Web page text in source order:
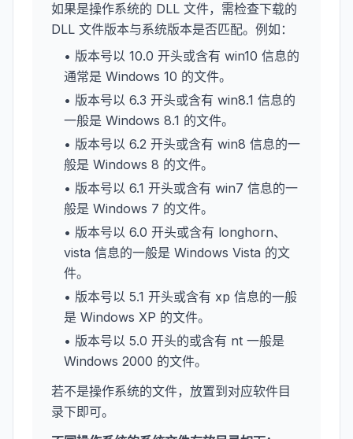
如果是操作系统的 DLL 文件，需检查下载的
DLL 文件版本与系统版本是否匹配。例如：
• 版本号以 10.0 开头或含有 win10 信息的
通常是 Windows 10 的文件。
• 版本号以 6.3 开头或含有 win8.1 信息的
一般是 Windows 8.1 的文件。
• 版本号以 6.2 开头或含有 win8 信息的一
般是 Windows 8 的文件。
• 版本号以 6.1 开头或含有 win7 信息的一
般是 Windows 7 的文件。
• 版本号以 6.0 开头或含有 longhorn、
vista 信息的一般是 Windows Vista 的文
件。
• 版本号以 5.1 开头或含有 xp 信息的一般
是 Windows XP 的文件。
• 版本号以 5.0 开头的或含有 nt 一般是
Windows 2000 的文件。
若不是操作系统的文件，放置到对应软件目
录下即可。